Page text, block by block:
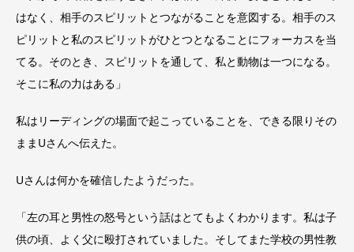
はなく、相手のスピリットとつながることを意図する。相手のス
ピリットと私のスピリットがひとつとなることにフォーカスを当
てる。そのとき、スピリットを通して、私と動物は一つになる。
そこに私の力はある」
私はリーディングの場面で起こっていることを、できる限りその
ままUさんへ伝えた。
Uさんは何かを確信したようだった。
「左の耳と男性の怒号という話はとてもよくわかります。私は子
供の頃、よく父に殴打されていました。そしてまた学校の男性教